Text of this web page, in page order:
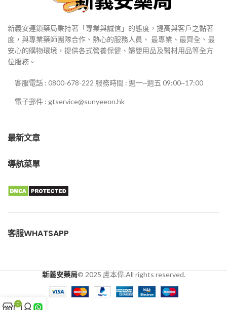
新義安連鎖藥局秉持著「專業與誠信」的態度，提高與客戶之黏著
度，與專業藥師團隊合作、熱心的服務人員、 最專業、最齊全、最
安心的購物環境，提供各式營養保健、婦嬰用品及醫材用品等全方
位服務。
客服電話 : 0800-678-222 服務時間 : 週一~週五 09:00~17:00
電子郵件 : gtservice@sunyeeon.hk
最新文章
導航菜單
客服WHATSAPP
新義安藥局© 2025 盧本偉.All rights reserved.
0